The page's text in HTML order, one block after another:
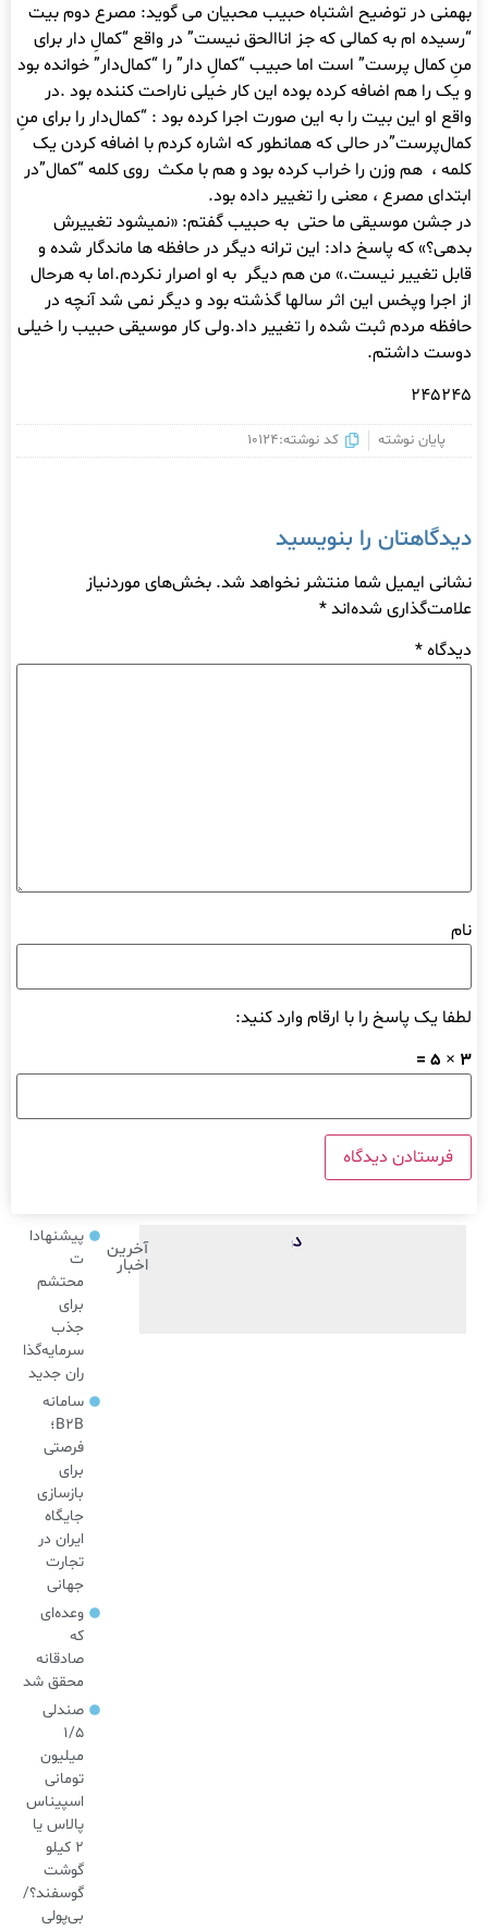
بهمنی در توضیح اشتباه حبیب محبیان می گوید: مصرع دوم بیت
“رسیده ام به کمالی که جز اناالحق نیست” در واقع “کمالِ دار برای
منِ کمال پرست” است اما حبیب “کمالِ دار” را “کمال‌دار” خوانده بود
و یک را هم اضافه کرده بوده این کار خیلی ناراحت کننده بود .در
واقع او این بیت را به این صورت اجرا کرده بود : “کمال‌دار را برای منِ
کمال‌پرست”در حالی که همانطور که اشاره کردم با اضافه کردن یک
کلمه ، هم وزن را خراب کرده بود و هم با مکث روی کلمه “کمال”در
ابتدای مصرع ، معنی را تغییر داده بود.
در جشن موسیقی ما حتی به حبیب گفتم: «نمیشود تغییرش
بدهی؟» که پاسخ داد: این ترانه دیگر در حافظه ها ماندگار شده و
قابل تغییر نیست.» من هم دیگر به او اصرار نکردم.اما به هرحال
از اجرا وپخس این اثر سالها گذشته بود و دیگر نمی شد آنچه در
حافظه مردم ثبت شده را تغییر داد.ولی کار موسیقی حبیب را خیلی
دوست داشتم.
۲۴۵۲۴۵
پایان نوشته کد نوشته:10124
دیدگاهتان را بنویسید
نشانی ایمیل شما منتشر نخواهد شد. بخش‌های موردنیاز
علامت‌گذاری شده‌اند*
دیدگاه*
نام
لطفا یک پاسخ را با ارقام وارد کنید:
3 × 5 =
آخرین
اخبار
پیشنهادا
ت
محتشم
برای
جذب
سرمایه‌گذا
ران جدید
سامانه
B2B؛
فرصتی
برای
بازسازی
جایگاه
ایران در
تجارت
جهانی
وعده‌ای
که
صادقانه
محقق شد
صندلی
۱/۵
میلیون
تومانی
اسپیناس
پالاس یا
۲ کیلو
گوشت
گوسفند؟/
بی‌پولی